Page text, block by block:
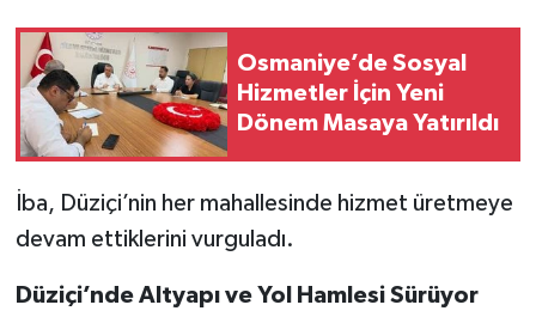
Osmaniye’de Sosyal
Hizmetler İçin Yeni
Dönem Masaya Yatırıldı
İba, Düziçi’nin her mahallesinde hizmet üretmeye
devam ettiklerini vurguladı.
Düziçi’nde Altyapı ve Yol Hamlesi Sürüyor